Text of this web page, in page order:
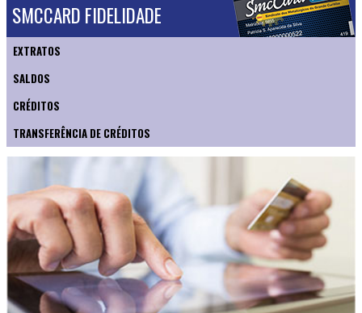
SMCCARD FIDELIDADE
EXTRATOS
SALDOS
CRÉDITOS
TRANSFERÊNCIA DE CRÉDITOS